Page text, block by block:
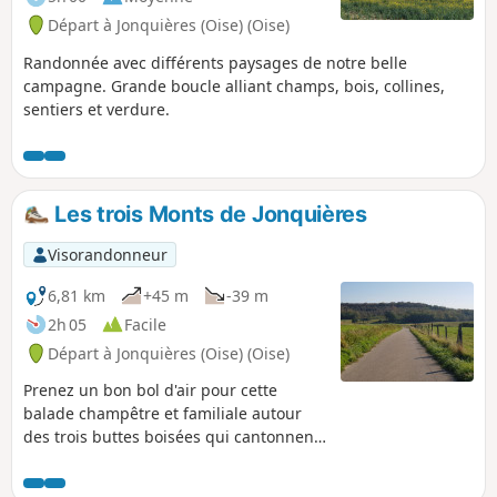
Départ à Jonquières (Oise) (Oise)
Randonnée avec différents paysages de notre belle
campagne. Grande boucle alliant champs, bois, collines,
sentiers et verdure.
Les trois Monts de Jonquières
Visorandonneur
6,81 km
+45 m
-39 m
2h 05
Facile
Départ à Jonquières (Oise) (Oise)
Prenez un bon bol d'air pour cette
balade champêtre et familiale autour
des trois buttes boisées qui cantonnent
et le Mont d'Huette.